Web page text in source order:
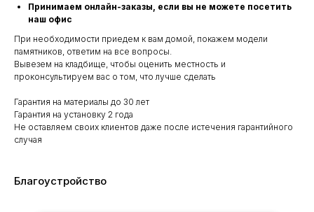
Принимаем онлайн-заказы, если вы не можете посетить
наш офис
При необходимости приедем к вам домой, покажем модели
памятников, ответим на все вопросы.
Вывезем на кладбище, чтобы оценить местность и
проконсультируем вас о том, что лучше сделать
Гарантия на материалы до 30 лет
Гарантия на установку 2 года
Не оставляем своих клиентов даже после истечения гарантийного
случая
Благоустройство